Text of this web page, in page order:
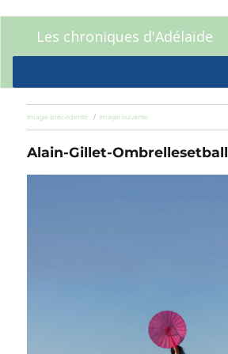
Les chroniques d'Adélaïde
Image précédente Image suivante
Alain-Gillet-